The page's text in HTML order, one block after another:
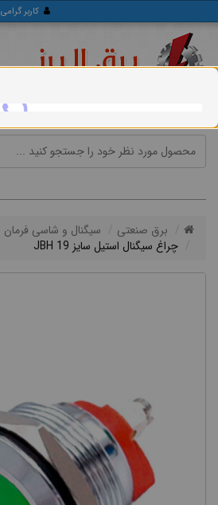
کاربر گرامی
برق صنعتی سیگنال و شاسی فرمان
چراغ سیگنال استیل سایز 19 JBH